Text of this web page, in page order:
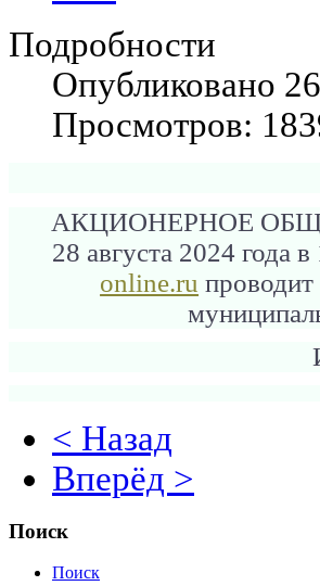
Подробности
Опубликовано
Просмотров:
АКЦИОНЕРНОЕ
28 августа 2024 года
online.ru
< Назад
Вперёд >
Поиск
Поиск